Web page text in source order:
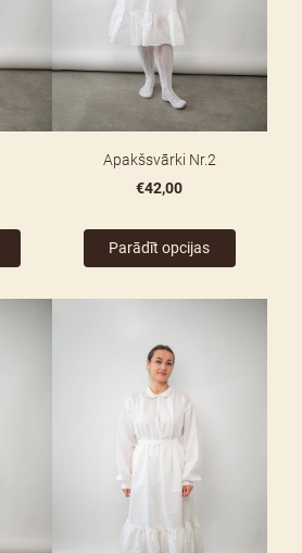
Apakšsvārki Nr.2
€42,00
Parādīt opcijas